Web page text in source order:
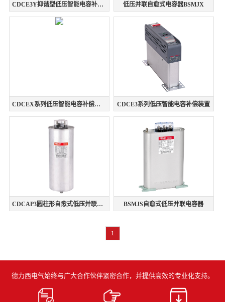
CDCE3Y抑谐型低压智能电容补偿装置 低压并联自愈式电容器BSMJX
CDCEX系列低压智能电容补偿装置 CDCE3系列低压智能电容补偿装置
CDCAP3圆柱形自愈式低压并联电容器 BSMJS自愈式低压并联电容器
1
德力西电气始终与广大合作伙伴紧密合作，并提供高效的专业化支持。